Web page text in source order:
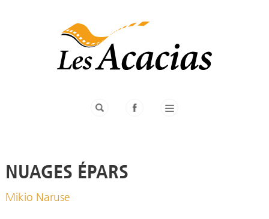
NUAGES ÉPARS
Mikio Naruse